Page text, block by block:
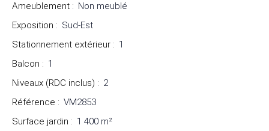
Ameublement : Non meublé
Exposition : Sud-Est
Stationnement extérieur : 1
Balcon : 1
Niveaux (RDC inclus) : 2
Référence : VM2853
Surface jardin : 1 400 m²